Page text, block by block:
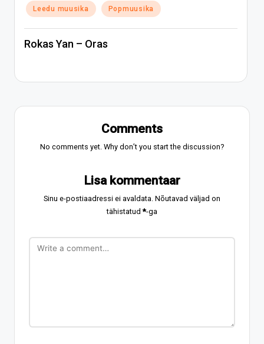
Posted
in
Leedu muusika Popmuusika
Rokas Yan – Oras
Comments
No comments yet. Why don’t you start the discussion?
Lisa kommentaar
Sinu e-postiaadressi ei avaldata. Nõutavad väljad on
tähistatud*-ga